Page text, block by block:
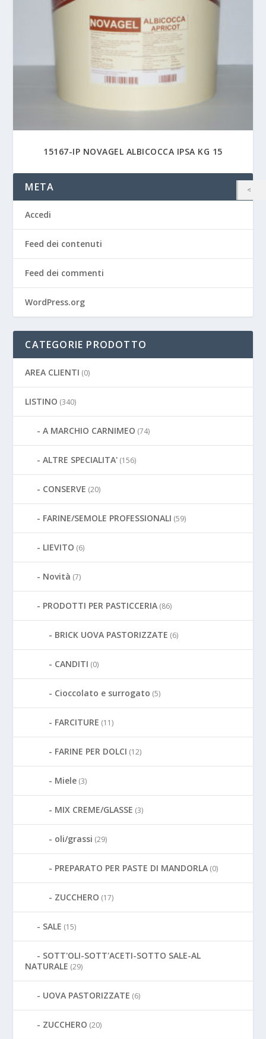
15167-IP NOVAGEL ALBICOCCA IPSA KG 15
META
Accedi
Feed dei contenuti
Feed dei commenti
WordPress.org
CATEGORIE PRODOTTO
AREA CLIENTI (0)
LISTINO (340)
A MARCHIO CARNIMEO (74)
ALTRE SPECIALITA' (156)
CONSERVE (20)
FARINE/SEMOLE PROFESSIONALI (59)
LIEVITO (6)
Novità (7)
PRODOTTI PER PASTICCERIA (86)
BRICK UOVA PASTORIZZATE (6)
CANDITI (0)
Cioccolato e surrogato (5)
FARCITURE (11)
FARINE PER DOLCI (12)
Miele (3)
MIX CREME/GLASSE (3)
oli/grassi (29)
PREPARATO PER PASTE DI MANDORLA (0)
ZUCCHERO (17)
SALE (15)
SOTT'OLI-SOTT'ACETI-SOTTO SALE-AL
NATURALE (29)
UOVA PASTORIZZATE (6)
ZUCCHERO (20)